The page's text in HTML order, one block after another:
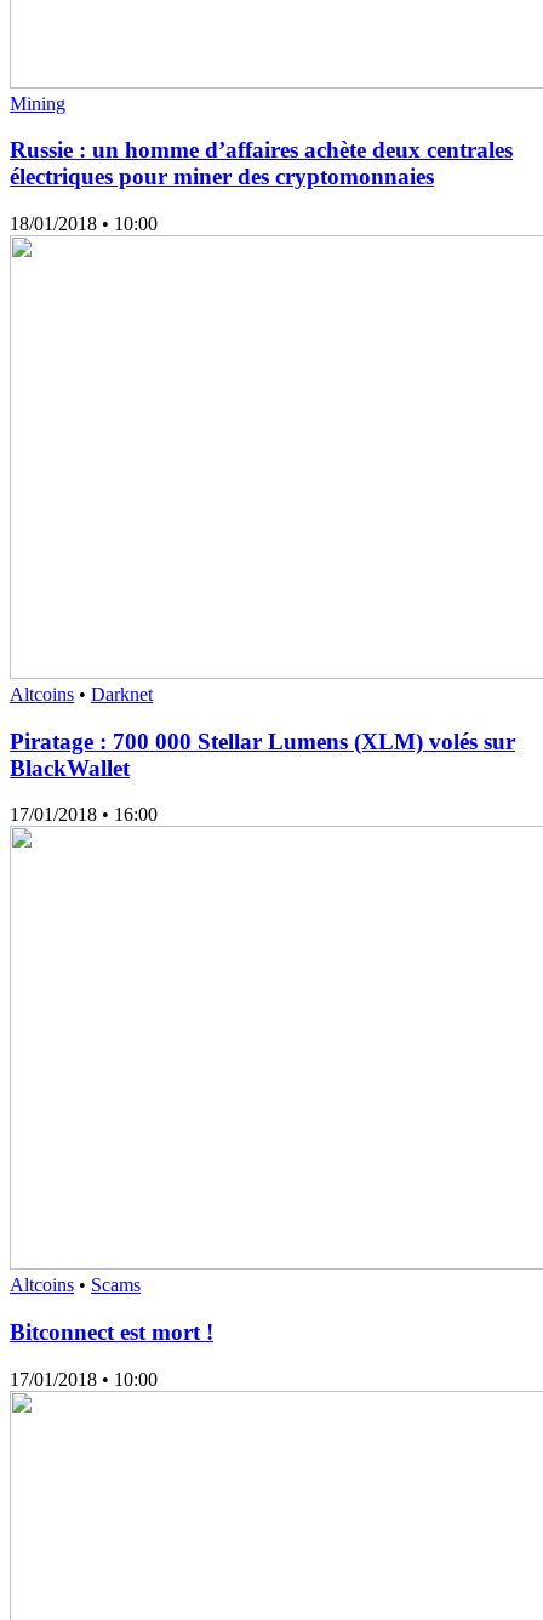
Mining
Russie : un homme d’affaires achète deux centrales
électriques pour miner des cryptomonnaies
18/01/2018 • 10:00
Altcoins • Darknet
Piratage : 700 000 Stellar Lumens (XLM) volés sur
BlackWallet
17/01/2018 • 16:00
Altcoins • Scams
Bitconnect est mort !
17/01/2018 • 10:00